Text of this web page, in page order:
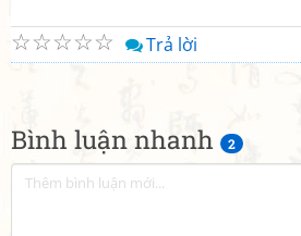
Bình luận nhanh 2
☆
☆
☆
☆
☆ Trả lời